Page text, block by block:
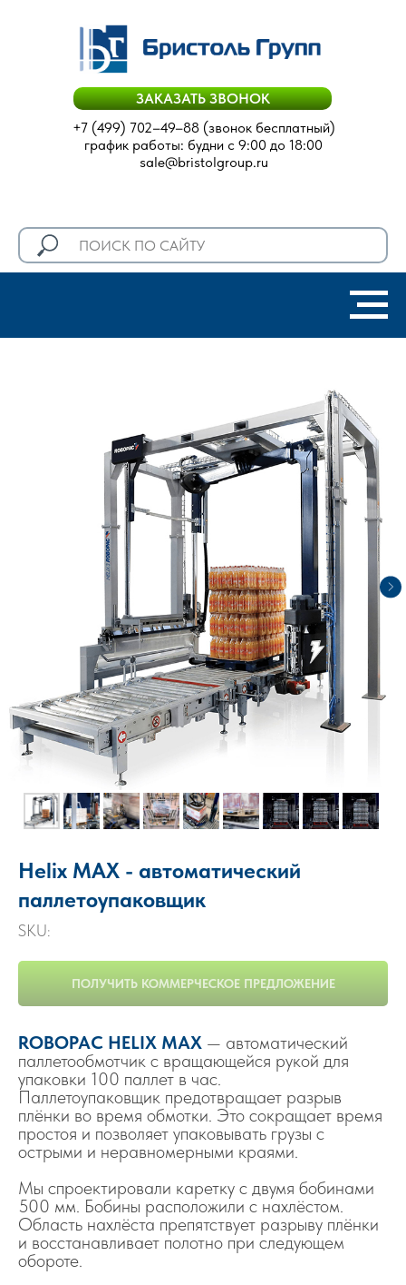
+7 (499) 702–49–88(звонок бесплатный)
график работы: будни с 9:00 до 18:00
sale@bristolgroup.ru
ЗАКАЗАТЬ ЗВОНОК
Helix MAX - автоматический
паллетоупаковщик
SKU:
ПОЛУЧИТЬ КОММЕРЧЕСКОЕ ПРЕДЛОЖЕНИЕ
ROBOPAC HELIX MAX — автоматический
паллетообмотчик с вращающейся рукой для
упаковки 100 паллет в час.
Паллетоупаковщик предотвращает разрыв
плёнки во время обмотки. Это сокращает время
простоя и позволяет упаковывать грузы с
острыми и неравномерными краями.
Мы спроектировали каретку с двумя бобинами
500 мм. Бобины расположили с нахлёстом.
Область нахлёста препятствует разрыву плёнки
и восстанавливает полотно при следующем
обороте.